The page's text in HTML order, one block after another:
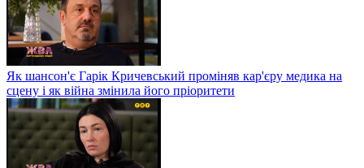
Як шансон'є Гарік Кричевський проміняв кар'єру медика на
сцену і як війна змінила його пріоритети